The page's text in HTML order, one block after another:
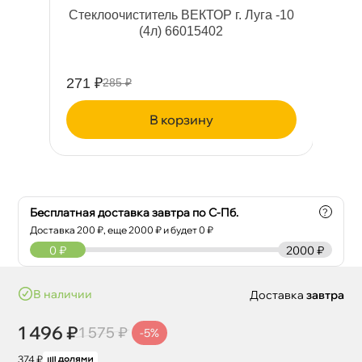
Стеклоочиститель ВЕКТОР г. Луга -10
(4л) 66015402
271 ₽285 ₽
корзину
Бесплатная доставка завтра по С-Пб.
Доставка200 ₽, еще2000 ₽ и будет 0 ₽
?
2000 ₽
0 ₽
наличии
1 496 ₽1 575 ₽ -5%
374 ₽
Доставка завтра